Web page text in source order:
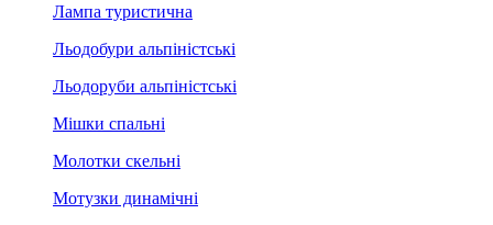
Лампа туристична
Льодобури альпіністські
Льодоруби альпіністські
Мішки спальні
Молотки скельні
Мотузки динамічні